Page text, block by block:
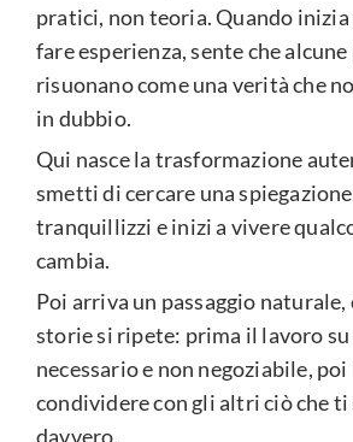
pratici, non teoria. Quando inizia
fare esperienza, sente che
risuonano come una verità che
in dubbio.
Qui nasce la trasformazione
smetti di cercare una
tranquillizzi e inizi a vivere
cambia.
Poi arriva un passaggio
storie si ripete: prima il lavoro su
necessario e non negoziabile,
condividere con gli altri ciò che
davvero.